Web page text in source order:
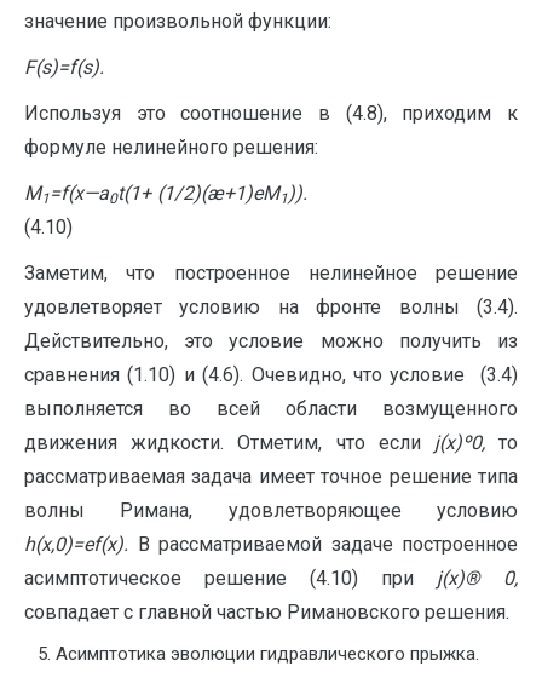
значение произвольной функции:
F(s)=f(s).
Используя это соотношение в (4.8), приходим к
формуле нелинейного решения:
M1=f(x—a0t(1+ (1/2)(æ+1)eM1 )).
(4.10)
Заметим, что построенное нелинейное решение
удовлетворяет условию на фронте волны (3.4).
Действительно, это условие можно получить из
сравнения (1.10) и (4.6). Очевидно, что условие (3.4)
выполняется во всей области возмущенного
движения жидкости. Отметим, что если j(x)º0,то
рассматриваемая задача имеет точное решение типа
волны Римана, удовлетворяющее условию
h(x,0)=ef(x). В рассматриваемой задаче построенное
асимптотическое решение (4.10) при j(x)® 0,
совпадает с главной частью Римановского решения.
Асимптотика эволюции гидравлического прыжка.